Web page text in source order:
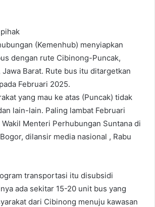
(Kemenhub) menyiapkan
dengan rute Cibinong-Puncak,
Jawa Barat. Rute bus itu ditargetkan
Februari 2025.
yang mau ke atas (Puncak) tidak
lain-lain. Paling lambat Februari
Wakil Menteri Perhubungan Suntana di
dilansir media nasional , Rabu
transportasi itu disubsidi
ada sekitar 15-20 unit bus yang
dari Cibinong menuju kawasan